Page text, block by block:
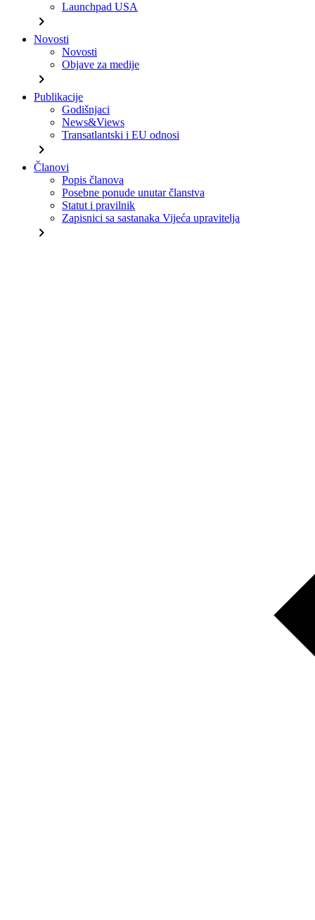
Launchpad USA
chevron_right
Novosti
Novosti
Objave za medije
chevron_right
Publikacije
Godišnjaci
News&Views
Transatlantski i EU odnosi
chevron_right
Članovi
Popis članova
Posebne ponude unutar članstva
Statut i pravilnik
Zapisnici sa sastanaka Vijeća upravitelja
chevron_right